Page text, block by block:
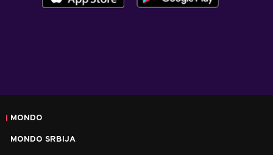
MONDO
MONDO SRBIJA